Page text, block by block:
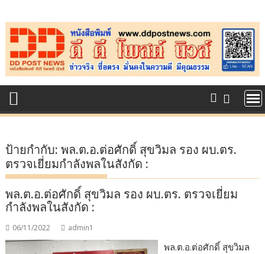
to
content
ป้ายกำกับ:พล.ต.อ.ต่อศักดิ์ สุขวิมล รอง ผบ.ตร.
ตรวจเยี่ยมกำลังพลในสังกัด :
พล.ต.อ.ต่อศักดิ์ สุขวิมล รอง ผบ.ตร. ตรวจเยี่ยม
กำลังพลในสังกัด :
06/11/2022 admin1
พล.ต.อ.ต่อศักดิ์ สุขวิมล